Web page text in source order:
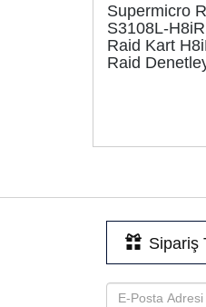
Supermicro
S3108L-
Raid Kart
Raid
Sipariş